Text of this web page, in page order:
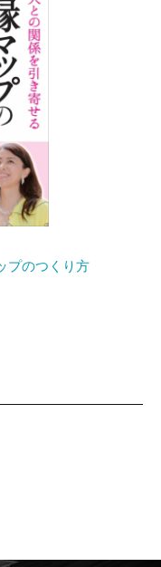
プのつくり方